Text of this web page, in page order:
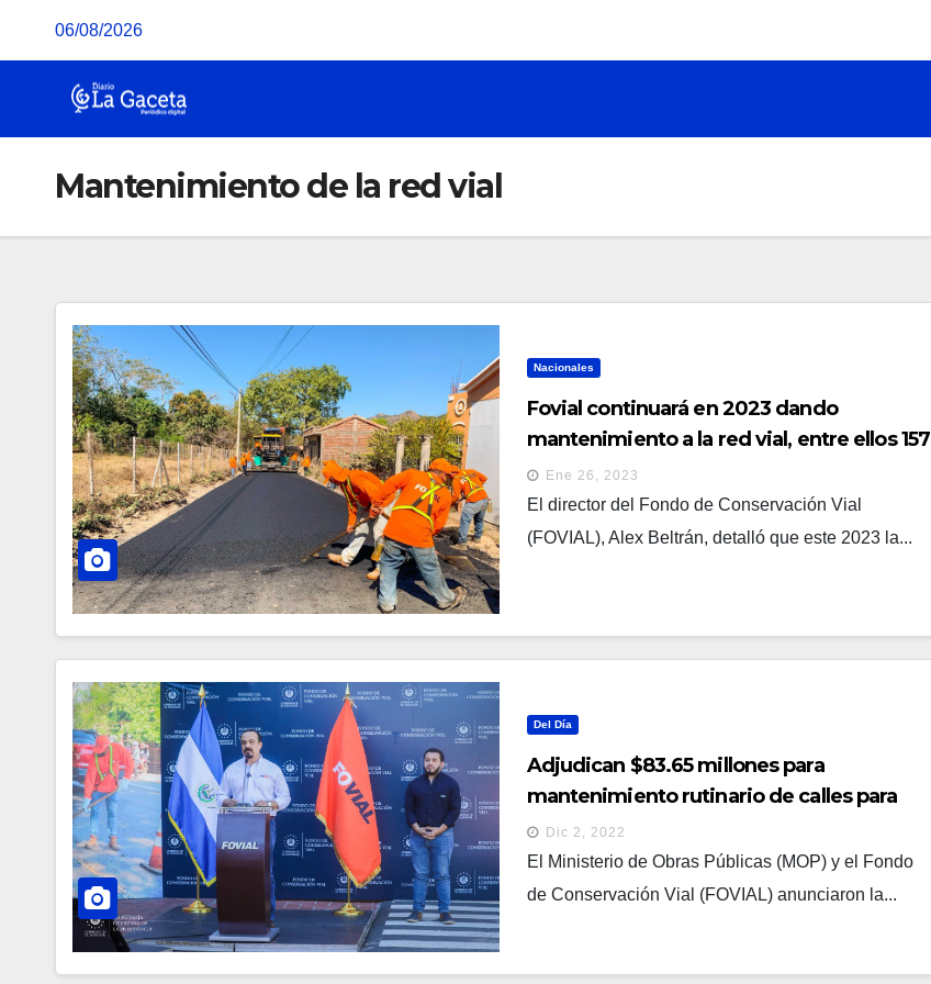
06/08/2026
Mantenimiento de la red vial
Nacionales
Fovial continuará en 2023 dando
mantenimiento a la red vial, entre ellos 157
puentes
Ene 26, 2023
El director del Fondo de Conservación Vial
(FOVIAL), Alex Beltrán, detalló que este 2023 la...
Del Día
Adjudican $83.65 millones para
mantenimiento rutinario de calles para
2023
Dic 2, 2022
El Ministerio de Obras Públicas (MOP) y el Fondo
de Conservación Vial (FOVIAL) anunciaron la...